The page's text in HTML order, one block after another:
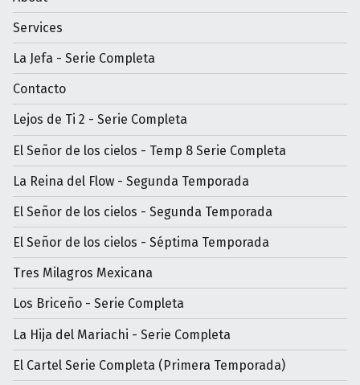
Services
La Jefa - Serie Completa
Contacto
Lejos de Ti 2 - Serie Completa
El Señor de los cielos - Temp 8 Serie Completa
La Reina del Flow - Segunda Temporada
El Señor de los cielos - Segunda Temporada
El Señor de los cielos - Séptima Temporada
Tres Milagros Mexicana
Los Briceño - Serie Completa
La Hija del Mariachi - Serie Completa
El Cartel Serie Completa (Primera Temporada)